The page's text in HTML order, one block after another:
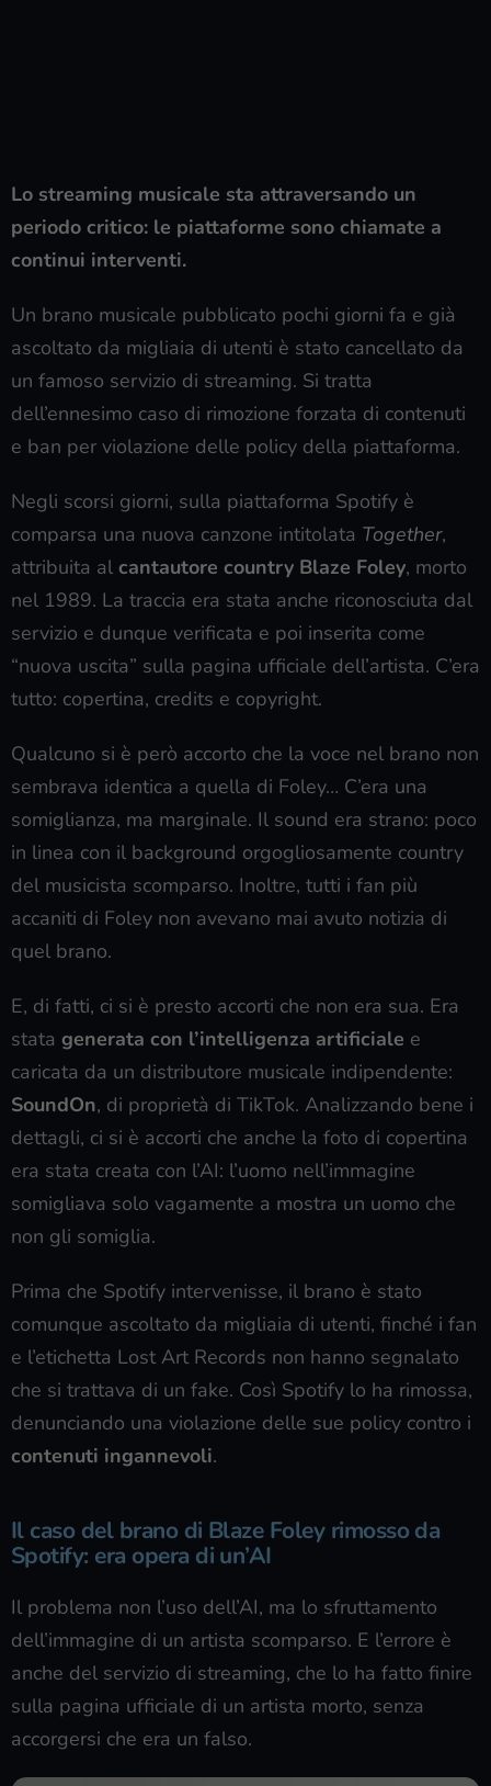
Lo streaming musicale sta attraversando un
periodo critico: le piattaforme sono chiamate a
continui interventi.
Un brano musicale pubblicato pochi giorni fa e già
ascoltato da migliaia di utenti è stato cancellato da
un famoso servizio di streaming. Si tratta
dell’ennesimo caso di rimozione forzata di contenuti
e ban per violazione delle policy della piattaforma.
Negli scorsi giorni, sulla piattaforma Spotify è
comparsa una nuova canzone intitolata Together,
attribuita al cantautore country Blaze Foley, morto
nel 1989. La traccia era stata anche riconosciuta dal
servizio e dunque verificata e poi inserita come
“nuova uscita” sulla pagina ufficiale dell’artista. C’era
tutto: copertina, credits e copyright.
Qualcuno si è però accorto che la voce nel brano non
sembrava identica a quella di Foley… C’era una
somiglianza, ma marginale. Il sound era strano: poco
in linea con il background orgogliosamente country
del musicista scomparso. Inoltre, tutti i fan più
accaniti di Foley non avevano mai avuto notizia di
quel brano.
E, di fatti, ci si è presto accorti che non era sua. Era
stata generata con l’intelligenza artificiale e
caricata da un distributore musicale indipendente:
SoundOn, di proprietà di TikTok. Analizzando bene i
dettagli, ci si è accorti che anche la foto di copertina
era stata creata con l’AI: l’uomo nell’immagine
somigliava solo vagamente a mostra un uomo che
non gli somiglia.
Prima che Spotify intervenisse, il brano è stato
comunque ascoltato da migliaia di utenti, finché i fan
e l’etichetta Lost Art Records non hanno segnalato
che si trattava di un fake. Così Spotify lo ha rimossa,
denunciando una violazione delle sue policy contro i
contenuti ingannevoli.
Il caso del brano di Blaze Foley rimosso da
Spotify: era opera di un’AI
Il problema non l’uso dell’AI, ma lo sfruttamento
dell’immagine di un artista scomparso. E l’errore è
anche del servizio di streaming, che lo ha fatto finire
sulla pagina ufficiale di un artista morto, senza
accorgersi che era un falso.